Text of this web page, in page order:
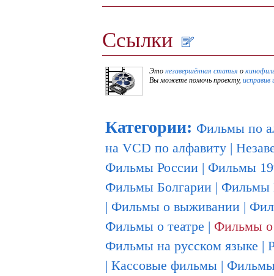
Ссылки
Это незавершённая статья о
Вы можете помочь проекту, исправив
Категории: Фильмы по
на VCD по алфавиту |
Фильмы России | Фильмы
Фильмы Болгарии | Фильмы
| Фильмы о выживании |
Фильмы о театре | Фильмы
Фильмы на русском языке |
| Кассовые фильмы |